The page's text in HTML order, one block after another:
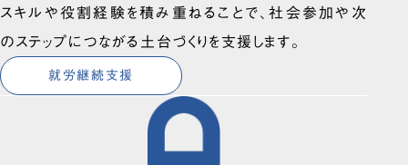
スキルや役割経験を積み重ねることで、社会参加や次
のステップにつながる土台づくりを支援します。
就労継続支援